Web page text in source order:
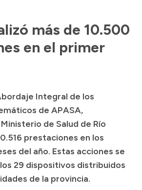
a proveedores
más de 10.500
en el primer
Integral de los
de APASA,
de Salud de Río
prestaciones en los
del año. Estas acciones se
29 dispositivos distribuidos
de la provincia.​